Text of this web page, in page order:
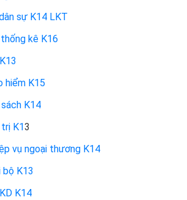
sự K14 LKT
kê K16
hiểm K15
K14
K13
vụ ngoại thương K14
bộ K13
K14